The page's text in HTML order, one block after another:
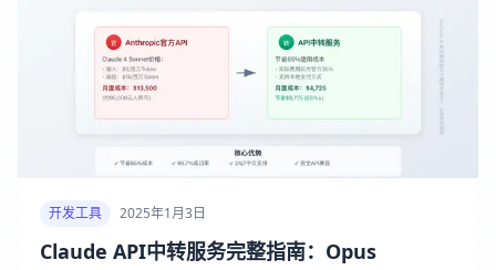
开发工具 2025年1月3日
Claude API中转服务完整指南：Opus